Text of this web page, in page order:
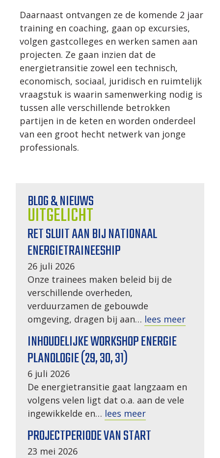
Daarnaast ontvangen ze de komende 2 jaar
training en coaching, gaan op excursies,
volgen gastcolleges en werken samen aan
projecten. Ze gaan inzien dat de
energietransitie zowel een technisch,
economisch, sociaal, juridisch en ruimtelijk
vraagstuk is waarin samenwerking nodig is
tussen alle verschillende betrokken
partijen in de keten en worden onderdeel
van een groot hecht netwerk van jonge
professionals.
BLOG & NIEUWS
UITGELICHT
RET SLUIT AAN BIJ NATIONAAL
ENERGIETRAINEESHIP
26 juli 2026
Onze trainees maken beleid bij de
verschillende overheden,
verduurzamen de gebouwde
omgeving, dragen bij aan… lees meer
INHOUDELIJKE WORKSHOP ENERGIE
PLANOLOGIE (29, 30, 31)
6 juli 2026
De energietransitie gaat langzaam en
volgens velen ligt dat o.a. aan de vele
ingewikkelde en… lees meer
PROJECTPERIODE VAN START
23 mei 2026